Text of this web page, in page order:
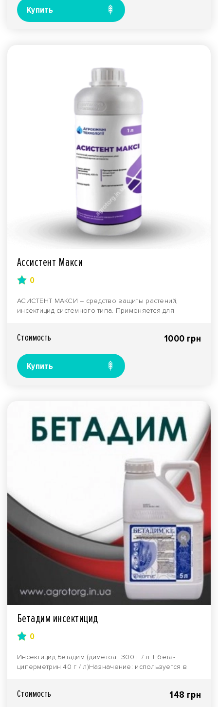
Купить
Ассистент Макси
0
АСИСТЕНТ МАКСИ – средство защиты растений,
инсектицид системного типа. Применяется для
Стоимость 1000 грн
Купить
Бетадим инсектицид
0
Инсектицид Бетадим (диметоат 300 г / л + бета-
циперметрин 40 г / л)Назначение: используется в
Стоимость 148 грн